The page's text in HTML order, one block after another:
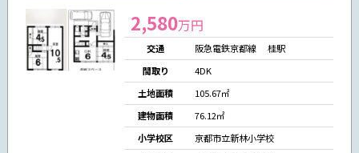
2,580万円
交通
阪急電鉄京都線 桂駅
間取り
4DK
土地面積
105.67㎡
建物面積
76.12㎡
小学校区
京都市立新林小学校